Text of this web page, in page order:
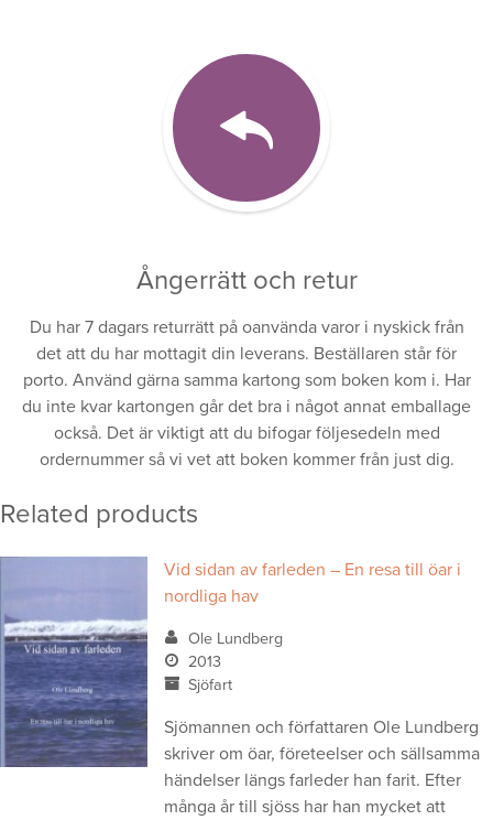
Ångerrätt och retur
Du har 7 dagars returrätt på oanvända varor i nyskick från
det att du har mottagit din leverans. Beställaren står för
porto. Använd gärna samma kartong som boken kom i. Har
du inte kvar kartongen går det bra i något annat emballage
också. Det är viktigt att du bifogar följesedeln med
ordernummer så vi vet att boken kommer från just dig.
Related products
Vid sidan av farleden – En resa till öar i
nordliga hav
Ole Lundberg
2013
Sjöfart
Sjömannen och författaren Ole Lundberg
skriver om öar, företeelser och sällsamma
händelser längs farleder han farit. Efter
många år till sjöss har han mycket att